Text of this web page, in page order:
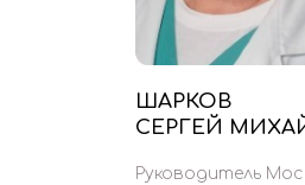
ШАРКОВ
СЕРГЕЙ
Руководитель